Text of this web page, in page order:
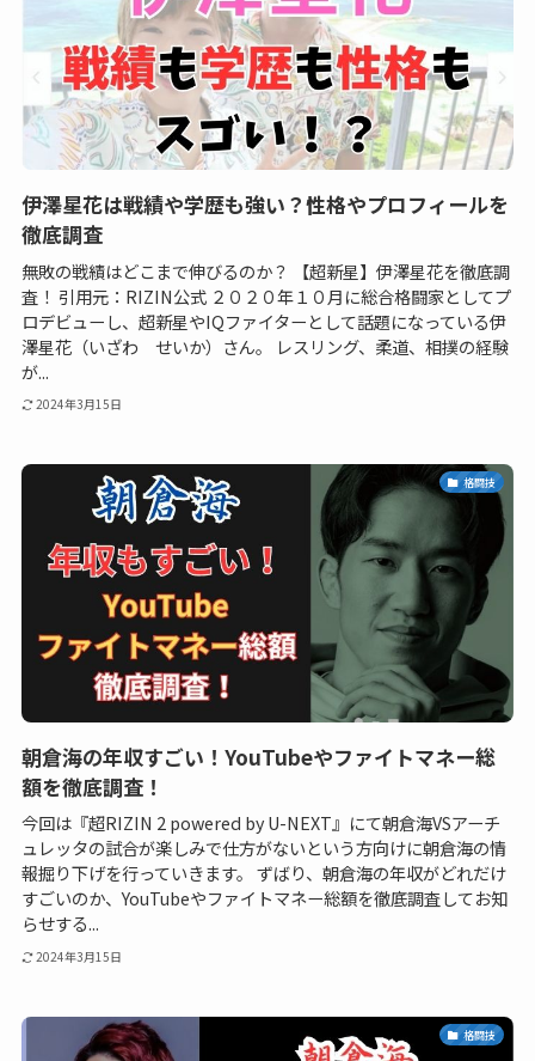
伊澤星花は戦績や学歴も強い？性格やプロフィールを
徹底調査
無敗の戦績はどこまで伸びるのか？ 【超新星】伊澤星花を徹底調
査！ 引用元：RIZIN公式 ２０２０年１０月に総合格闘家としてプ
ロデビューし、超新星やIQファイターとして話題になっている伊
澤星花（いざわ せいか）さん。 レスリング、柔道、相撲の経験
が...
2024年3月15日
格闘技
朝倉海の年収すごい！YouTubeやファイトマネー総
額を徹底調査！
今回は『超RIZIN 2 powered by U-NEXT』にて朝倉海VSアーチ
ュレッタの試合が楽しみで仕方がないという方向けに朝倉海の情
報掘り下げを行っていきます。 ずばり、朝倉海の年収がどれだけ
すごいのか、YouTubeやファイトマネー総額を徹底調査してお知
らせする...
2024年3月15日
格闘技